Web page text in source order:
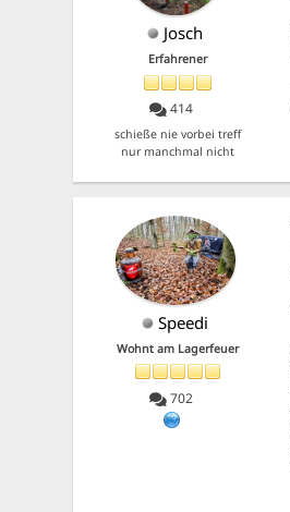
Josch
Erfahrener
414
schieße nie vorbei treff
nur manchmal nicht
Speedi
Wohnt am Lagerfeuer
702